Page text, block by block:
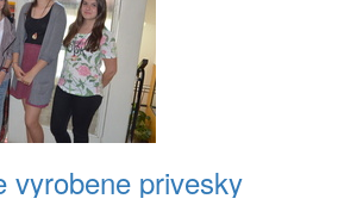
vyrobene privesky